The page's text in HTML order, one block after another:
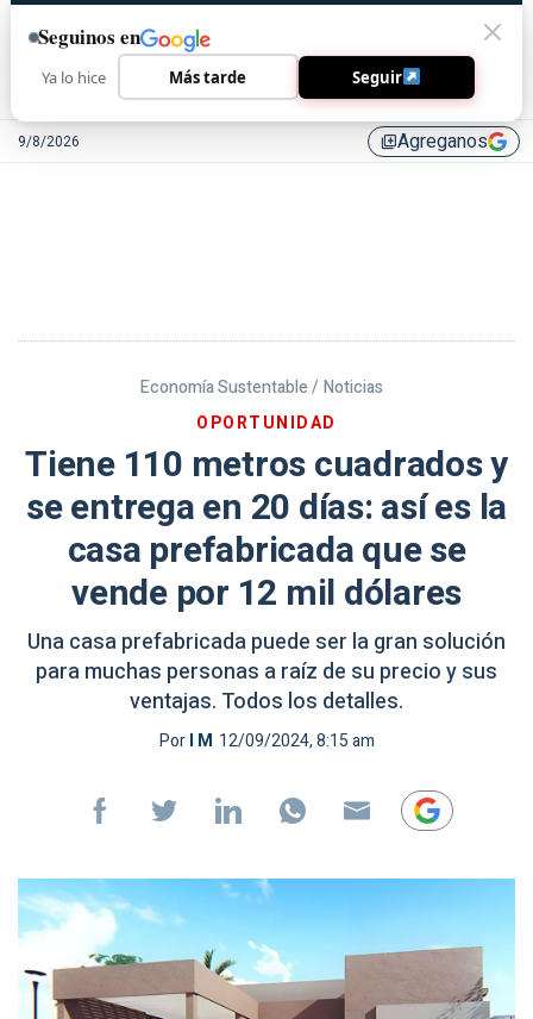
9/8/2026 library_addAgreganos
Economía Sustentable / Noticias
OPORTUNIDAD
Tiene 110 metros cuadrados y
se entrega en 20 días: así es la
casa prefabricada que se
vende por 12 mil dólares
Una casa prefabricada puede ser la gran solución
para muchas personas a raíz de su precio y sus
ventajas. Todos los detalles.
PorI M 12/09/2024, 8:15 am
Seguinos en
Ya lo hice Más tarde Seguir